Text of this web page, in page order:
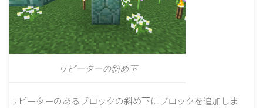
リピーターの斜め下
リピーターのあるブロックの斜め下にブロックを追加しま